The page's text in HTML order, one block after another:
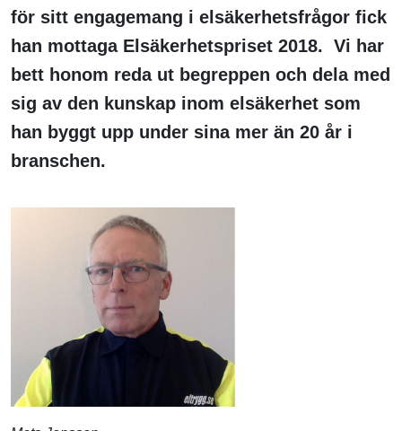
för sitt engagemang i elsäkerhetsfrågor fick
han mottaga Elsäkerhetspriset 2018. Vi har
bett honom reda ut begreppen och dela med
sig av den kunskap inom elsäkerhet som
han byggt upp under sina mer än 20 år i
branschen.